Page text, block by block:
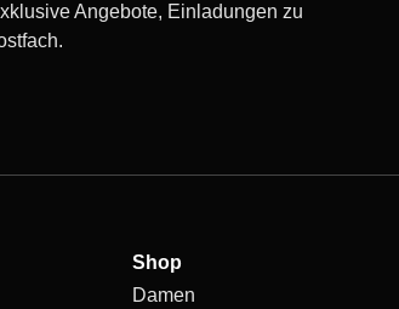
Angebote, Einladungen zu
Shop
Damen